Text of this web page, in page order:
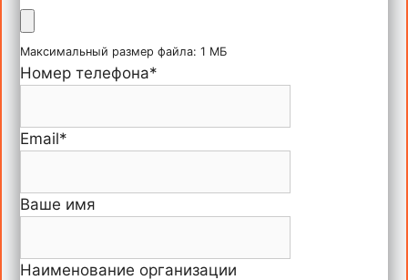
Максимальный размер файла: 1 МБ
Номер телефона*
Email*
Ваше имя
Наименование организации